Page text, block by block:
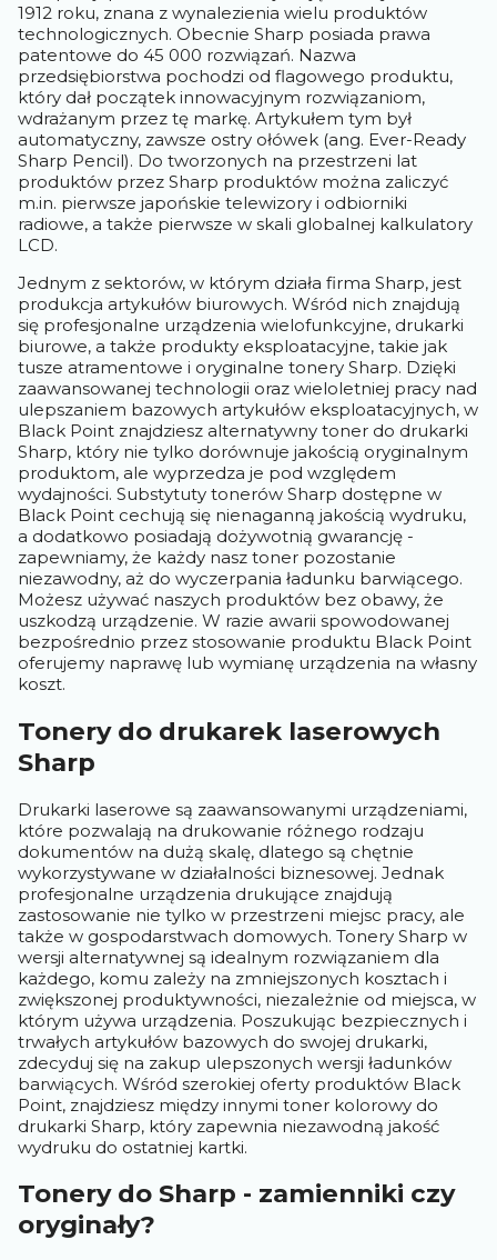
1912 roku, znana z wynalezienia wielu produktów
technologicznych. Obecnie Sharp posiada prawa
patentowe do 45 000 rozwiązań. Nazwa
przedsiębiorstwa pochodzi od flagowego produktu,
który dał początek innowacyjnym rozwiązaniom,
wdrażanym przez tę markę. Artykułem tym był
automatyczny, zawsze ostry ołówek (ang. Ever-Ready
Sharp Pencil). Do tworzonych na przestrzeni lat
produktów przez Sharp produktów można zaliczyć
m.in. pierwsze japońskie telewizory i odbiorniki
radiowe, a także pierwsze w skali globalnej kalkulatory
LCD.
Jednym z sektorów, w którym działa firma Sharp, jest
produkcja artykułów biurowych. Wśród nich znajdują
się profesjonalne urządzenia wielofunkcyjne, drukarki
biurowe, a także produkty eksploatacyjne, takie jak
tusze atramentowe i oryginalne tonery Sharp. Dzięki
zaawansowanej technologii oraz wieloletniej pracy nad
ulepszaniem bazowych artykułów eksploatacyjnych, w
Black Point znajdziesz alternatywny toner do drukarki
Sharp, który nie tylko dorównuje jakością oryginalnym
produktom, ale wyprzedza je pod względem
wydajności. Substytuty tonerów Sharp dostępne w
Black Point cechują się nienaganną jakością wydruku,
a dodatkowo posiadają dożywotnią gwarancję -
zapewniamy, że każdy nasz toner pozostanie
niezawodny, aż do wyczerpania ładunku barwiącego.
Możesz używać naszych produktów bez obawy, że
uszkodzą urządzenie. W razie awarii spowodowanej
bezpośrednio przez stosowanie produktu Black Point
oferujemy naprawę lub wymianę urządzenia na własny
koszt.
Tonery do drukarek laserowych
Sharp
Drukarki laserowe są zaawansowanymi urządzeniami,
które pozwalają na drukowanie różnego rodzaju
dokumentów na dużą skalę, dlatego są chętnie
wykorzystywane w działalności biznesowej. Jednak
profesjonalne urządzenia drukujące znajdują
zastosowanie nie tylko w przestrzeni miejsc pracy, ale
także w gospodarstwach domowych. Tonery Sharp w
wersji alternatywnej są idealnym rozwiązaniem dla
każdego, komu zależy na zmniejszonych kosztach i
zwiększonej produktywności, niezależnie od miejsca, w
którym używa urządzenia. Poszukując bezpiecznych i
trwałych artykułów bazowych do swojej drukarki,
zdecyduj się na zakup ulepszonych wersji ładunków
barwiących. Wśród szerokiej oferty produktów Black
Point, znajdziesz między innymi toner kolorowy do
drukarki Sharp, który zapewnia niezawodną jakość
wydruku do ostatniej kartki.
Tonery do Sharp - zamienniki czy
oryginały?